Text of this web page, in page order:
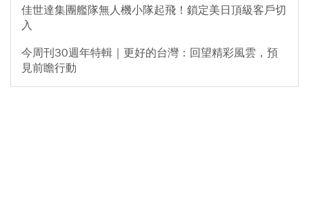
佳世達集團艦隊無人機小隊起飛！鎖定美日頂級客戶切
入
今周刊30週年特輯｜更好的台灣：回望精彩風雲，預
見前瞻行動